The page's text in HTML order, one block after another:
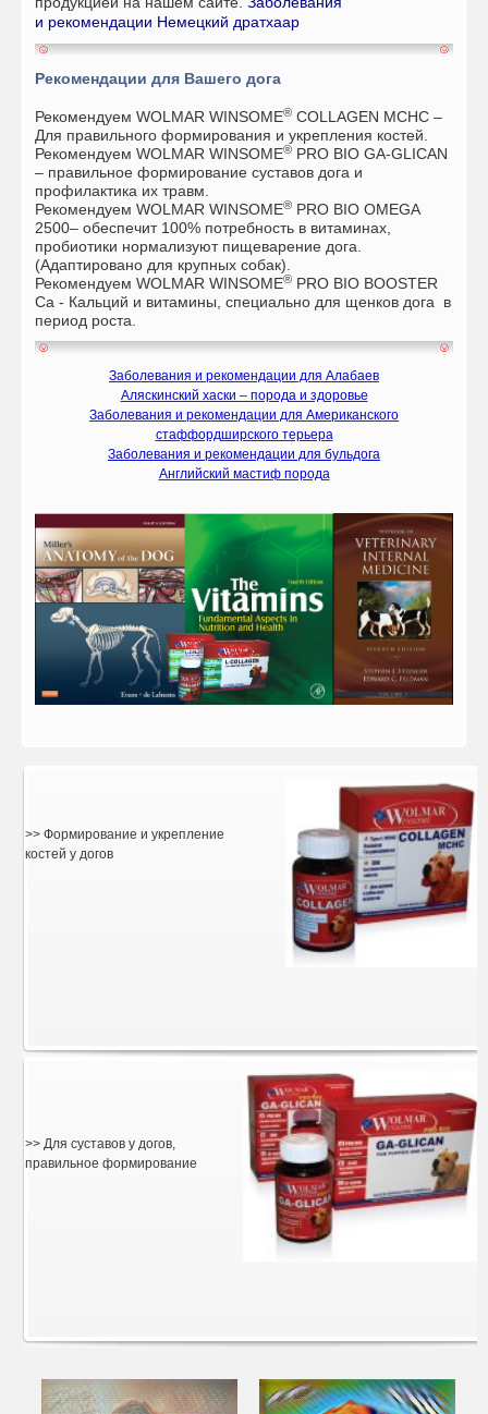
и рекомендации Немецкий дратхаар
Рекомендации для Вашего дога
Рекомендуем WOLMAR WINSOME® COLLAGEN MCHC –
Для правильного формирования и укрепления костей.
Рекомендуем WOLMAR WINSOME® PRO BIO GA-GLICAN
– правильное формирование суставов дога и
профилактика их травм.
Рекомендуем WOLMAR WINSOME® PRO BIO OMEGA
2500– обеспечит 100% потребность в витаминах,
пробиотики нормализуют пищеварение дога.
(Адаптировано для крупных собак).
Рекомендуем WOLMAR WINSOME® PRO BIO BOOSTER
Ca - Кальций и витамины, специально для щенков дога в
период роста.
Заболевания и рекомендации для Алабаев
Аляскинский хаски – порода и здоровье
Заболевания и рекомендации для Американского
стаффордширского терьера
Заболевания и рекомендации для бульдога
Английский мастиф порода
>> Формирование и укрепление
костей у догов
>> Для суставов у догов,
правильное формирование